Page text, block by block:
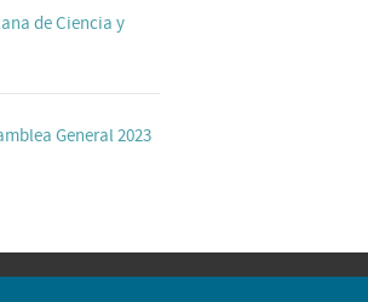
de Ciencia y
General 2023